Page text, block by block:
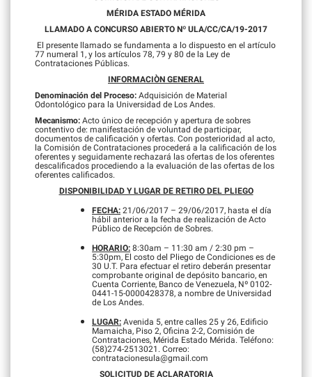
MÉRIDA ESTADO MÉRIDA
LLAMADO A CONCURSO ABIERTO Nº ULA/CC/CA/19-2017
El presente llamado se fundamenta a lo dispuesto en el artículo
77 numeral 1, y los artículos 78, 79 y 80 de la Ley de
Contrataciones Públicas.
INFORMACIÒN GENERAL
Denominación del Proceso: Adquisición de Material
Odontológico para la Universidad de Los Andes.
Mecanismo: Acto único de recepción y apertura de sobres
contentivo de: manifestación de voluntad de participar,
documentos de calificación y ofertas. Con posterioridad al acto,
la Comisión de Contrataciones procederá a la calificación de los
oferentes y seguidamente rechazará las ofertas de los oferentes
descalificados procediendo a la evaluación de las ofertas de los
oferentes calificados.
DISPONIBILIDAD Y LUGAR DE RETIRO DEL PLIEGO
FECHA: 21/06/2017 – 29/06/2017, hasta el día
hábil anterior a la fecha de realización de Acto
Público de Recepción de Sobres.
HORARIO: 8:30am – 11:30 am / 2:30 pm –
5:30pm, El costo del Pliego de Condiciones es de
30 U.T. Para efectuar el retiro deberán presentar
comprobante original de depósito bancario, en
Cuenta Corriente, Banco de Venezuela, Nº 0102-
0441-15-0000428378, a nombre de Universidad
de Los Andes.
LUGAR: Avenida 5, entre calles 25 y 26, Edificio
Mamaicha, Piso 2, Oficina 2-2, Comisión de
Contrataciones, Mérida Estado Mérida. Teléfono:
(58)274-2513021. Correo:
contratacionesula@gmail.com
SOLICITUD DE ACLARATORIA